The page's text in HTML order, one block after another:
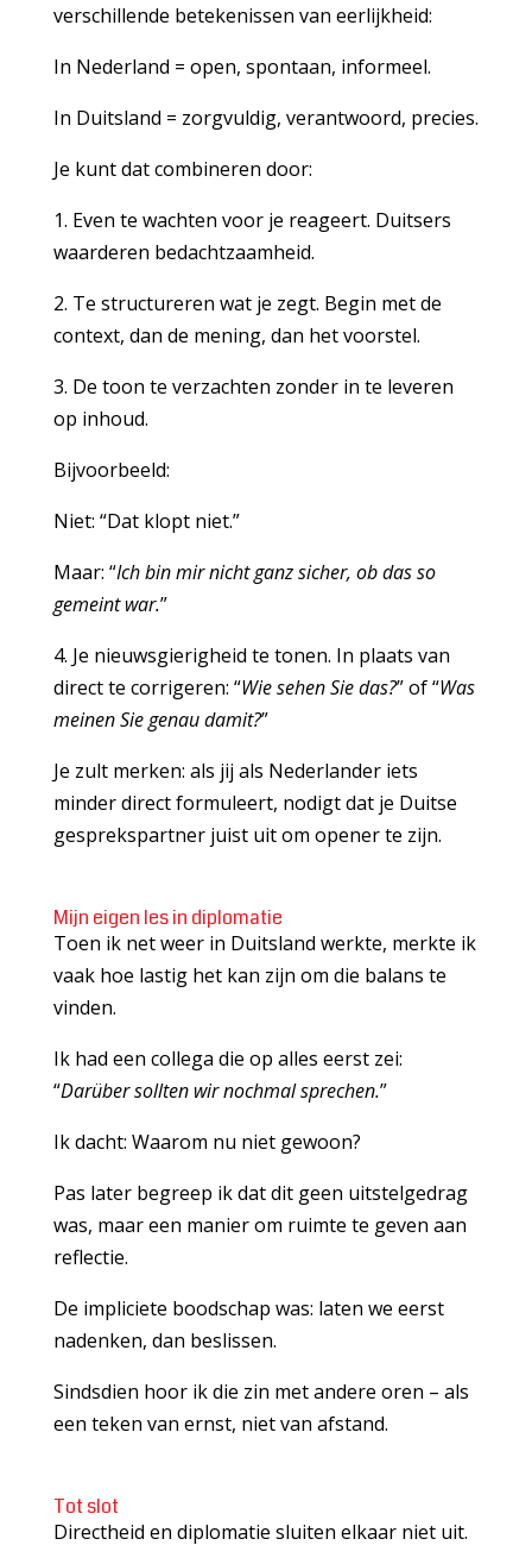
verschillende betekenissen van eerlijkheid:
In Nederland = open, spontaan, informeel.
In Duitsland = zorgvuldig, verantwoord, precies.
Je kunt dat combineren door:
1. Even te wachten voor je reageert. Duitsers
waarderen bedachtzaamheid.
2. Te structureren wat je zegt. Begin met de
context, dan de mening, dan het voorstel.
3. De toon te verzachten zonder in te leveren
op inhoud.
Bijvoorbeeld:
Niet: “Dat klopt niet.”
Maar: “Ich bin mir nicht ganz sicher, ob das so
gemeint war.”
4. Je nieuwsgierigheid te tonen. In plaats van
direct te corrigeren: “Wie sehen Sie das?” of “Was
meinen Sie genau damit?”
Je zult merken: als jij als Nederlander iets
minder direct formuleert, nodigt dat je Duitse
gesprekspartner juist uit om opener te zijn.
Mijn eigen les in diplomatie
Toen ik net weer in Duitsland werkte, merkte ik
vaak hoe lastig het kan zijn om die balans te
vinden.
Ik had een collega die op alles eerst zei:
“Darüber sollten wir nochmal sprechen.”
Ik dacht: Waarom nu niet gewoon?
Pas later begreep ik dat dit geen uitstelgedrag
was, maar een manier om ruimte te geven aan
reflectie.
De impliciete boodschap was: laten we eerst
nadenken, dan beslissen.
Sindsdien hoor ik die zin met andere oren – als
een teken van ernst, niet van afstand.
Tot slot
Directheid en diplomatie sluiten elkaar niet uit.